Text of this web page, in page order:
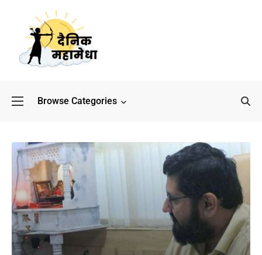
Browse Categories